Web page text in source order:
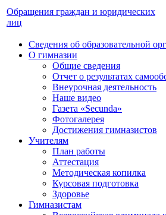
Обращения граждан и юридических
лиц
Сведения об образовательной
О гимназии
Общие сведения
Отчет о результатах
Внеурочная деятельность
Наше видео
Газета «Secunda»
Фотогалерея
Достижения гимназистов
Учителям
План работы
Аттестация
Методическая копилка
Курсовая подготовка
Здоровье
Гимназистам